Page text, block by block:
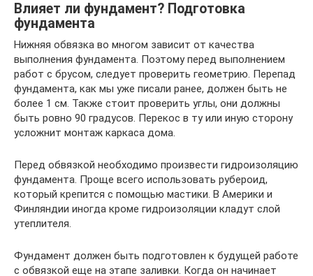
Влияет ли фундамент? Подготовка
фундамента
Нижняя обвязка во многом зависит от качества
выполнения фундамента. Поэтому перед выполнением
работ с брусом, следует проверить геометрию. Перепад
фундамента, как мы уже писали ранее, должен быть не
более 1 см. Также стоит проверить углы, они должны
быть ровно 90 градусов. Перекос в ту или иную сторону
усложнит монтаж каркаса дома.
Перед обвязкой необходимо произвести гидроизоляцию
фундамента. Проще всего использовать рубероид,
который крепится с помощью мастики. В Америки и
Финляндии иногда кроме гидроизоляции кладут слой
утеплителя.
Фундамент должен быть подготовлен к будущей работе
с обвязкой еще на этапе заливки. Когда он начинает